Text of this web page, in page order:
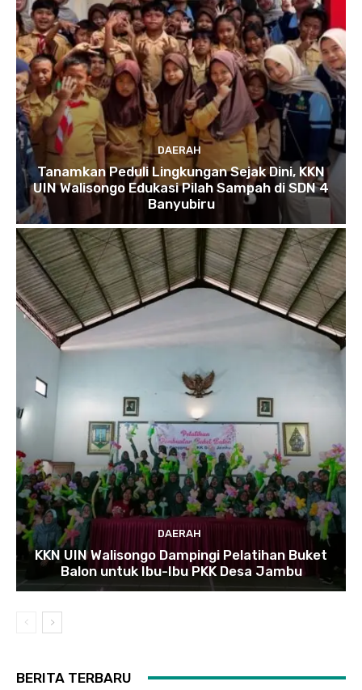
DAERAH
Tanamkan Peduli Lingkungan Sejak Dini, KKN
UIN Walisongo Edukasi Pilah Sampah di SDN 4
Banyubiru
DAERAH
KKN UIN Walisongo Dampingi Pelatihan Buket
Balon untuk Ibu-Ibu PKK Desa Jambu
BERITA TERBARU